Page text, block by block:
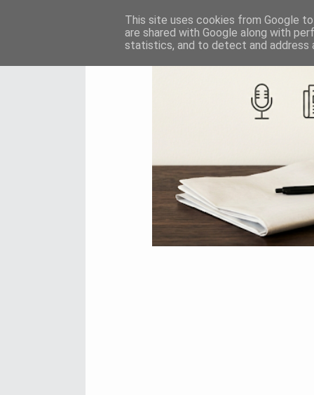
Home Ταυτότητα
This site uses cookies from Google
are shared with Google along with
statistics, and to detect and address